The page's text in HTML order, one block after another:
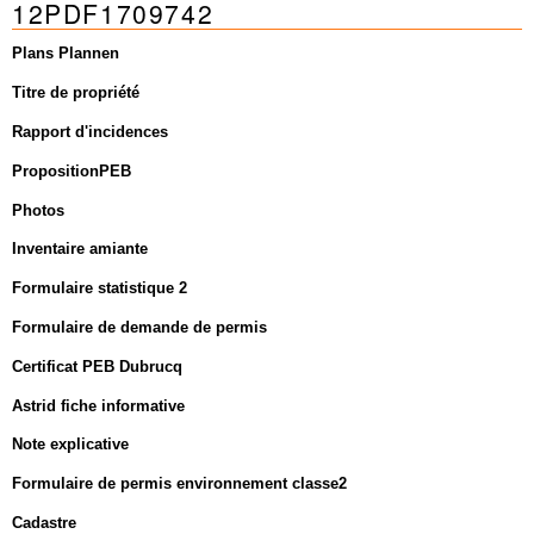
Mots-clés
Renseignements urbanistiques
12PDF1709742
Plans Plannen
Titre de propriété
Rapport d'incidences
PropositionPEB
Photos
Inventaire amiante
Formulaire statistique 2
Formulaire de demande de permis
Certificat PEB Dubrucq
Astrid fiche informative
Note explicative
Formulaire de permis environnement classe2
Cadastre